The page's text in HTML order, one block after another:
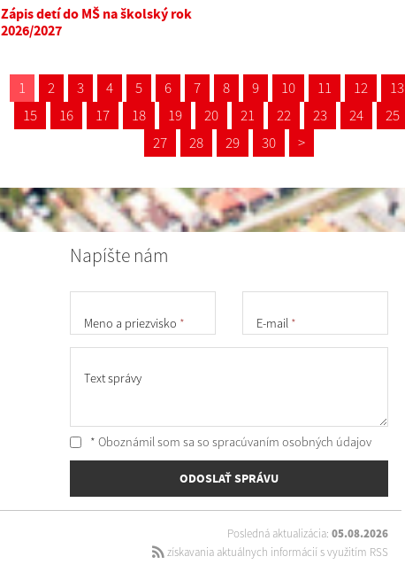
Zápis detí do MŠ na školský rok
2026/2027
1 2 3 4 5 6 7 8 9 10 11 12 13
15
16 17 18 19 20 21 22 23 24 25
27
28 29 30 >
Napíšte nám
Meno a priezvisko * E-mail *
Text správy
* Oboznámil som sa so spracúvaním osobných údajov
ODOSLAŤ SPRÁVU
Posledná aktualizácia: 05.08.2026
získavania aktuálnych informácií s využitím RSS